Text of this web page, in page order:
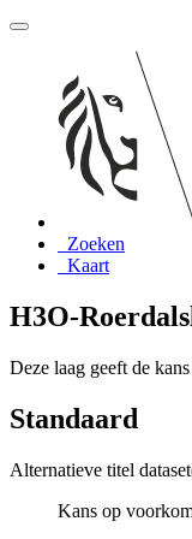
Zoeken
Kaart
H3O-
Deze laag geeft de
Standaard
Alternatieve titel
Kans op